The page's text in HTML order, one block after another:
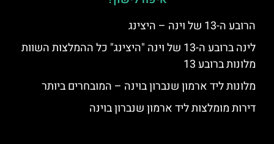
הרובע ה-13 של וינה – היצינג
לינה ברובע ה-13 של וינה "היצינג" כל ההמלצות השוות
מלונות ברובע 13
מלונות ליד ארמון שנברון בוינה – המובחרים ביותר
דירות מומלצות ליד ארמון שנברון בוינה